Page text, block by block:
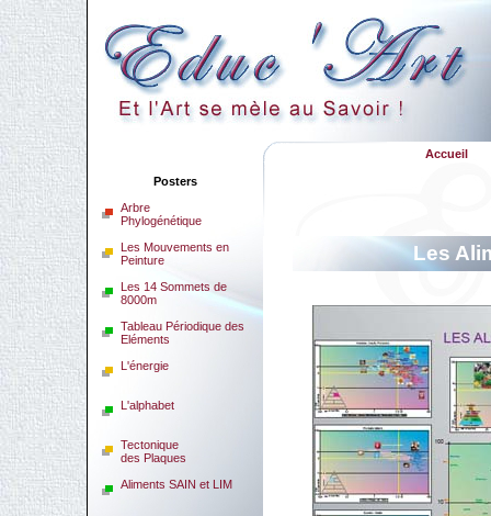
Posters
Arbre
Phylogénétique
Les Mouvements en
Peinture
Les 14 Sommets de
8000m
Tableau Périodique des
Eléments
L'énergie
L'alphabet
Tectonique
des Plaques
Aliments SAIN et LIM
Accueil
Les